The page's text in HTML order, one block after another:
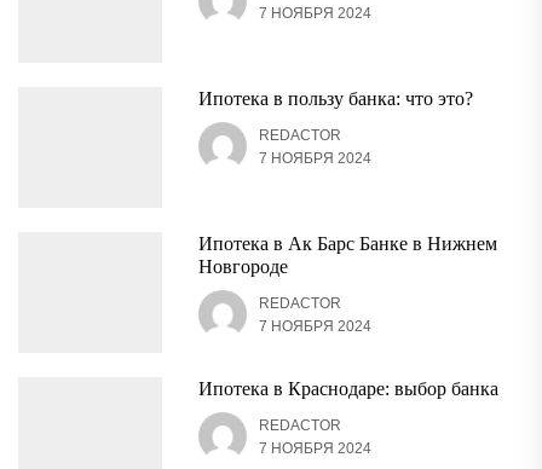
7 НОЯБРЯ 2024
Ипотека в пользу банка: что это?
REDACTOR
7 НОЯБРЯ 2024
Ипотека в Ак Барс Банке в Нижнем
Новгороде
REDACTOR
7 НОЯБРЯ 2024
Ипотека в Краснодаре: выбор банка
REDACTOR
7 НОЯБРЯ 2024